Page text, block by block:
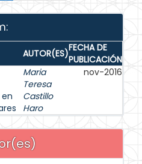
AUTOR(ES)FECHA DE
PUBLICACIÓN
Maria
Teresa
Castillo
Haro
nov-2016